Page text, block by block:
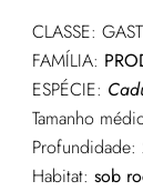
CLASSE:
FAMÍLIA:
ESPÉCIE:
Tamanho
Profundidade:
Habitat: sob